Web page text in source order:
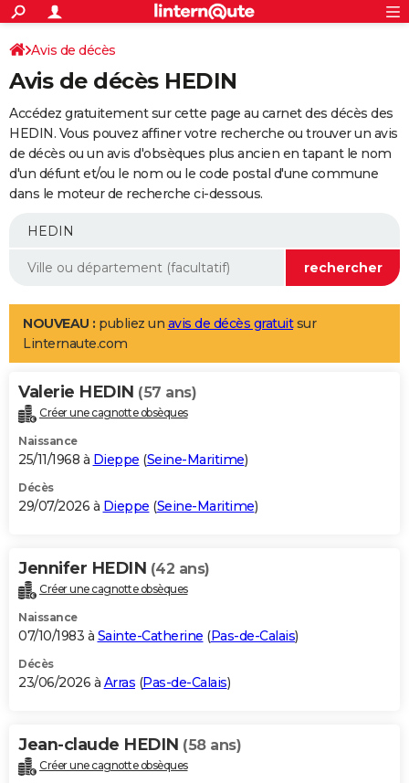
ACTUALITÉS
Politique
Société
Faits Divers
Education
Monde
Villes
+
SPORT
Coupe du monde 2026
Football
Tennis
Cyclisme
Rugby
Forum
Programme TV
TNT
Streaming
Cinéma
Sorties cinéma
Musique
+
FINANCE
Retraite
Impôts
Epargne
Immobilier
Risques naturels par ville
Banque
Assurance
Crédit
AUTO
Essais
Réserver un essai
Citadines
Berlines
SUV
Forum auto
+
Mobiles
Meilleur smartphone
Internet
Ordinateurs
Jeux vidéo
Guide high-tech
Aménagement intérieur
LIFESTYLE
Art de vivre
Bien-être
Loisirs
Mode
Modes de vie
Alimentation
Guide de la santé
Maladies
Médicaments
Sommeil
VOYAGE
Destinations
City break
Voyage nature
Voyage de noces
Forum
Climat
+PHOTO
GUIDES D'ACHAT
BONS PLANS
Carte de Noël
Carte Bonne année
Carte Saint-Valentin
Carte Pâques
Carte d'anniversaire
DICTIONNAIRE
Dictionnaire
Biographies
Citations
Expressions
Proverbes
PROGRAMME TV
S'inscrire
Se connecter
Lycées
Collèges
Primaires
Universités
Entreprises
Service militaire
Avis de recherche
AVIS DE DÉCÈS
Bricolage
Lifestyle
Culture
Sport
Auto
Television
Voyage
Cinema
Avis de décès
Avis de décès HEDIN
Accédez gratuitement sur cette page au carnet des décès des
HEDIN. Vous pouvez affiner votre recherche ou trouver un avis
de décès ou un avis d'obsèques plus ancien en tapant le nom
d'un défunt et/ou le nom ou le code postal d'une commune
dans le moteur de recherche ci-dessous.
NOUVEAU : publiez un avis de décès gratuitsur
Linternaute.com
Valerie HEDIN (57 ans)
Créer une cagnotte obsèques
Naissance
25/11/1968 à Dieppe (Seine-Maritime)
Décès
29/07/2026 à Dieppe (Seine-Maritime)
Jennifer HEDIN (42 ans)
Créer une cagnotte obsèques
Naissance
07/10/1983 à Sainte-Catherine (Pas-de-Calais)
Décès
23/06/2026 à Arras (Pas-de-Calais)
Jean-claude HEDIN (58 ans)
Créer une cagnotte obsèques